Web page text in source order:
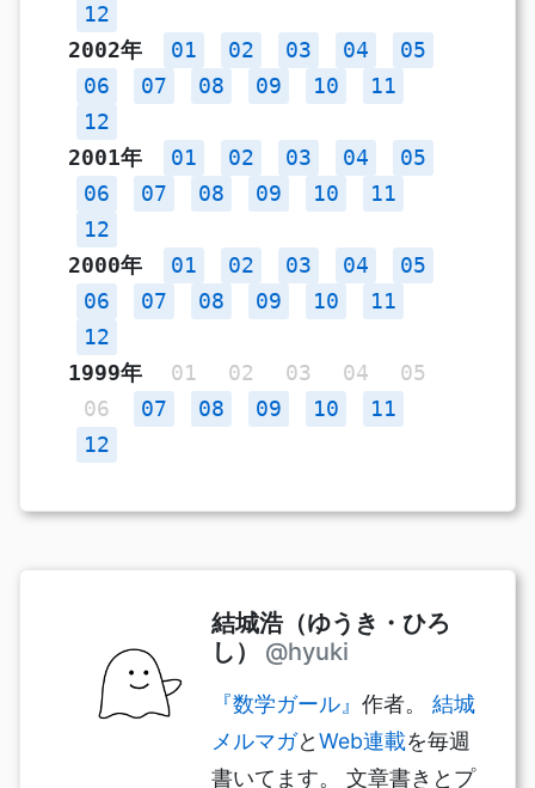
12
2002年
01 02 03 04
05
06
07 08 09 10
11
12
2001年
01 02 03 04
05
06
07 08 09 10
11
12
2000年
01 02 03 04
05
06
07 08 09 10
11
12
1999年
01 02 03 04
05
06
07 08 09 10
11
12
結城浩（ゆうき・ひろ
し）
@hyuki
『数学ガール』 作者。 結城
メルマガとWeb連載を毎週
書いてます。 文章書きとプ